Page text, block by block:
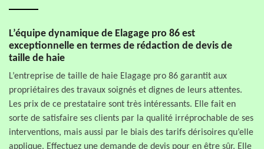
L’équipe dynamique de Elagage pro 86 est
exceptionnelle en termes de rédaction de devis de
taille de haie
L’entreprise de taille de haie Elagage pro 86 garantit aux
propriétaires des travaux soignés et dignes de leurs attentes.
Les prix de ce prestataire sont très intéressants. Elle fait en
sorte de satisfaire ses clients par la qualité irréprochable de ses
interventions, mais aussi par le biais des tarifs dérisoires qu’elle
applique. Effectuez une demande de devis pour en être sûr. Elle